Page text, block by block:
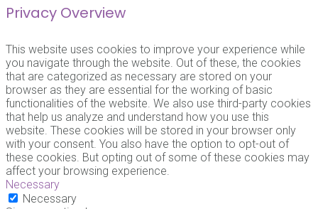
Privacy Overview
This website uses cookies to improve your experience while
you navigate through the website. Out of these, the cookies
that are categorized as necessary are stored on your
browser as they are essential for the working of basic
functionalities of the website. We also use third-party cookies
that help us analyze and understand how you use this
website. These cookies will be stored in your browser only
with your consent. You also have the option to opt-out of
these cookies. But opting out of some of these cookies may
affect your browsing experience.
Necessary
Necessary